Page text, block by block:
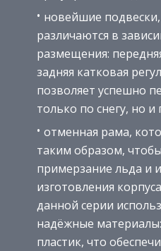
новейшие
различаются в
размещения:
задняя катковая
позволяет успешно
только по снегу, но и
отменная рама,
таким образом,
примерзание льда и
изготовления
данной серии
надёжные
пластик, что